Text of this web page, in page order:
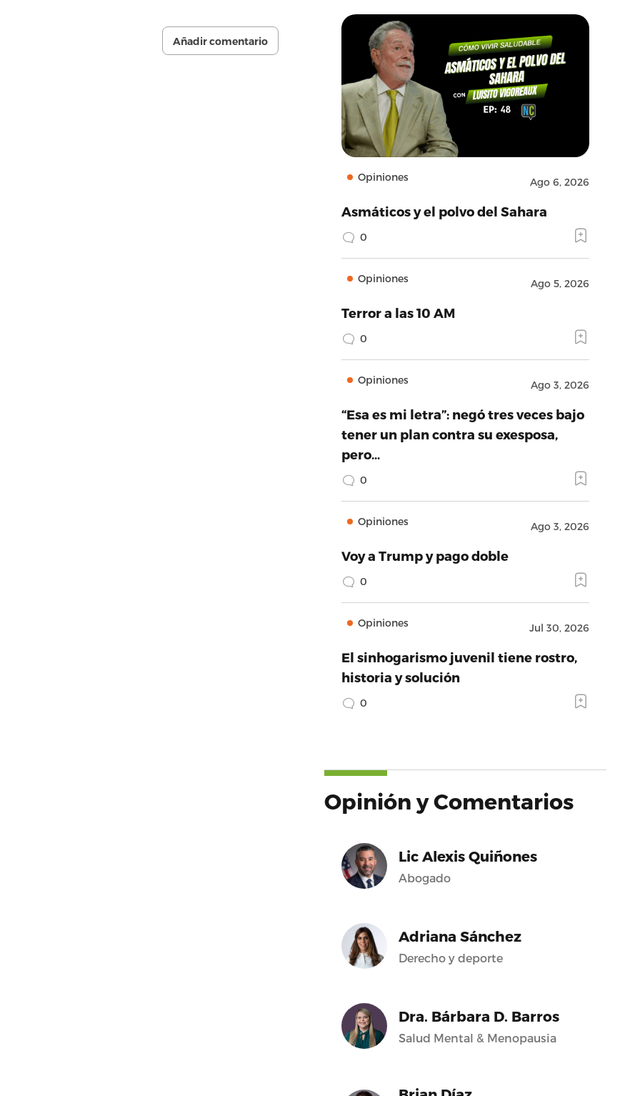
Añadir comentario
Opiniones Ago 6, 2026
Asmáticos y el polvo del Sahara
0
Opiniones Ago 5, 2026
Terror a las 10 AM
0
Opiniones Ago 3, 2026
“Esa es mi letra”: negó tres veces bajo
tener un plan contra su exesposa,
pero…
0
Opiniones Ago 3, 2026
Voy a Trump y pago doble
0
Opiniones Jul 30, 2026
El sinhogarismo juvenil tiene rostro,
historia y solución
0
Opinión y Comentarios
Lic Alexis Quiñones
Abogado
Adriana Sánchez
Derecho y deporte
Dra. Bárbara D. Barros
Salud Mental & Menopausia